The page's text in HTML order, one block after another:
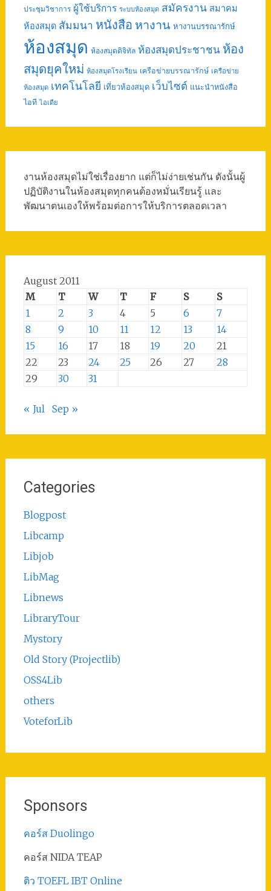
ประชุมวิชาการ ผู้ใช้บริการ ระบบห้องสมุด สมัครงาน สมาคม
ห้องสมุด สัมมนา หนังสือ หางาน หางานบรรณารักษ์
ห้องสมุด ห้องสมุดดิจิทัล ห้องสมุดประชาชน ห้อง
สมุดยุคใหม่ ห้องสมุดโรงเรียน เครือข่ายบรรณารักษ์ เครือข่าย
ห้องสมุด เทคโนโลยี เที่ยวห้องสมุด เว็บไซต์ แนะนำหนังสือ
ไอที ไอเดีย
งานห้องสมุดไม่ใช่เรื่องยาก แต่ก็ไม่ง่ายเช่นกัน ดังนั้นผู้
ปฏิบัติงานในห้องสมุดทุกคนต้องหมั่นเรียนรู้ และ
พัฒนาตนเองให้พร้อมต่อการให้บริการตลอดเวลา
August 2011
M
T W T F S
S
1
2 3 4 5 6
7
8
9 10 11 12 13
14
15
16 17 18 19 20
21
22
23 24 25 26 27
28
29
30 31
« Jul Sep »
Categories
Blogpost
Libcamp
Libjob
LibMag
Libnews
LibraryTour
Mystory
Old Story (Projectlib)
OSS4Lib
others
VoteforLib
Sponsors
คอร์ส Duolingo
คอร์ส NIDA TEAP
ติว TOEFL IBT Online